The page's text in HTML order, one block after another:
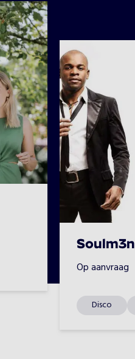
Soulm3n
Op aanvraag
Disco